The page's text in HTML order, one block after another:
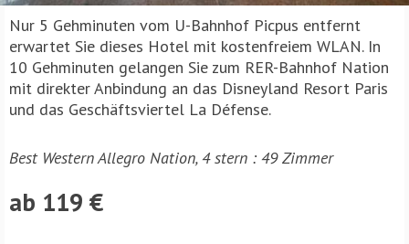
Nur 5 Gehminuten vom U-Bahnhof Picpus entfernt
erwartet Sie dieses Hotel mit kostenfreiem WLAN. In
10 Gehminuten gelangen Sie zum RER-Bahnhof Nation
mit direkter Anbindung an das Disneyland Resort Paris
und das Geschäftsviertel La Défense.
Best Western Allegro Nation, 4 stern : 49 Zimmer
ab 119 €